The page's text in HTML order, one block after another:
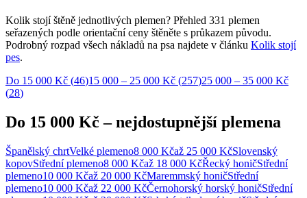
Kolik stojí štěně jednotlivých plemen? Přehled 331 plemen
seřazených podle orientační ceny štěněte s průkazem původu.
Podrobný rozpad všech nákladů na psa najdete v článku Kolik stojí
pes.
Do 15 000 Kč (46)15 000 – 25 000 Kč (257)25 000 – 35 000 Kč
(28)
Do 15 000 Kč –nejdostupnější plemena
Španělský chrtVelké plemeno8 000 Kčaž 25 000 KčSlovenský
kopovStředníplemeno8 000 Kčaž 18 000 KčŘecký honičStřední
plemeno10 000 Kčaž 20 000 KčMaremmský honičStřední
plemeno10 000 Kčaž 22 000 KčČernohorský horský honičStřední